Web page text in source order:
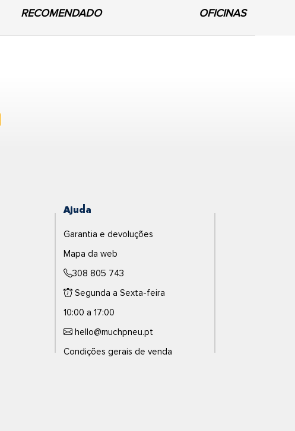
RECOMENDADO OFICINAS
Ajuda
Garantia e devoluções
Mapa da web
308 805 743
Segunda a Sexta-feira
10:00 a 17:00
hello@muchpneu.pt
Condições gerais de venda